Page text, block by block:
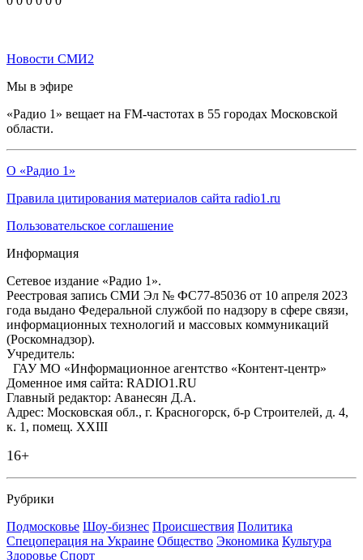
Новости СМИ2
Мы в эфире
«Радио 1» вещает на FM-частотах в 55 городах Московской
области.
О «Радио 1»
Правила цитирования материалов сайта radio1.ru
Пользовательское соглашение
Информация
Сетевое издание «Радио 1».
Реестровая запись СМИ Эл № ФС77-85036 от 10 апреля 2023
года выдано Федеральной службой по надзору в сфере связи,
информационных технологий и массовых коммуникаций
(Роскомнадзор).
Учредитель:
ГАУ МО «Информационное агентство «Контент-центр»
Доменное имя сайта: RADIO1.RU
Главный редактор: Аванесян Д.А.
Адрес: Московская обл., г. Красногорск, б-р Строителей, д. 4,
к. 1, помещ. XXIII
16+
Рубрики
Подмосковье Шоу-бизнес Происшествия Политика
Спецоперация на Украине Общество Экономика Культура
Здоровье Спорт